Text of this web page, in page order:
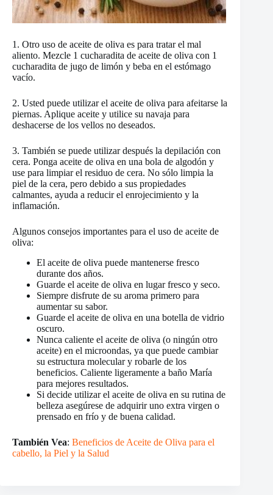
1. Otro uso de aceite de oliva es para tratar el mal
aliento. Mezcle 1 cucharadita de aceite de oliva con 1
cucharadita de jugo de limón y beba en el estómago
vacío.
2. Usted puede utilizar el aceite de oliva para afeitarse la
piernas. Aplique aceite y utilice su navaja para
deshacerse de los vellos no deseados.
3. También se puede utilizar después la depilación con
cera. Ponga aceite de oliva en una bola de algodón y
use para limpiar el residuo de cera. No sólo limpia la
piel de la cera, pero debido a sus propiedades
calmantes, ayuda a reducir el enrojecimiento y la
inflamación.
Algunos consejos importantes para el uso de aceite de
oliva:
El aceite de oliva puede mantenerse fresco
durante dos años.
Guarde el aceite de oliva en lugar fresco y seco.
Siempre disfrute de su aroma primero para
aumentar su sabor.
Guarde el aceite de oliva en una botella de vidrio
oscuro.
Nunca caliente el aceite de oliva (o ningún otro
aceite) en el microondas, ya que puede cambiar
su estructura molecular y robarle de los
beneficios. Caliente ligeramente a baño María
para mejores resultados.
Si decide utilizar el aceite de oliva en su rutina de
belleza asegúrese de adquirir uno extra virgen o
prensado en frío y de buena calidad.
También Vea: Beneficios de Aceite de Oliva para el
cabello, la Piel y la Salud